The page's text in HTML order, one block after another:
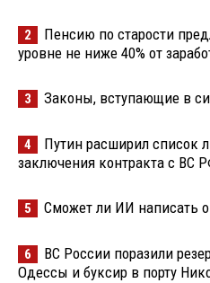
2
Пенсию по старости
уровне не ниже 40% от
3 Законы, вступающие в
4
Путин расширил список
заключения контракта с ВС
5 Сможет ли ИИ написать
6
ВС России поразили
Одессы и буксир в порту